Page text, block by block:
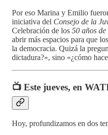
Por eso Marina y Emilio
iniciativa del Consejo de la
Celebración de los 50 años
abrir más espacios para que
la democracia. Quizá la
dictadura?», sino «¿cómo
📺 Este jueves, en
Hoy, profundizamos en dos